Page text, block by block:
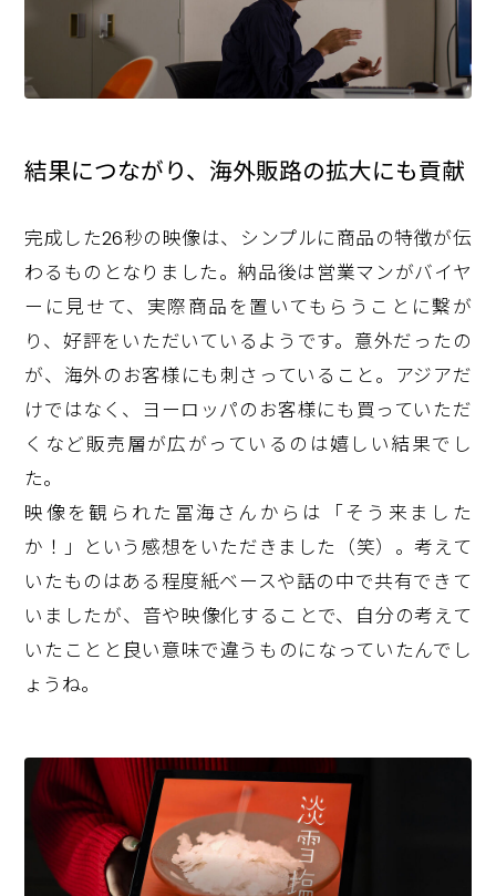
結果につながり、海外販路の拡大にも貢献
完成した26秒の映像は、シンプルに商品の特徴が伝
わるものとなりました。納品後は営業マンがバイヤ
ーに見せて、実際商品を置いてもらうことに繋が
り、好評をいただいているようです。意外だったの
が、海外のお客様にも刺さっていること。アジアだ
けではなく、ヨーロッパのお客様にも買っていただ
くなど販売層が広がっているのは嬉しい結果でし
た。
映像を観られた冨海さんからは「そう来ました
か！」という感想をいただきました（笑）。考えて
いたものはある程度紙ベースや話の中で共有できて
いましたが、音や映像化することで、自分の考えて
いたことと良い意味で違うものになっていたんでし
ょうね。